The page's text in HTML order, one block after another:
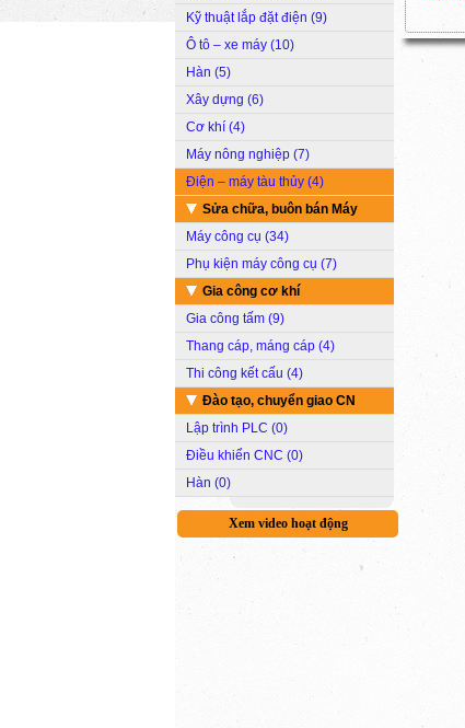
Kỹ thuật lắp đặt điện (9)
Ô tô – xe máy (10)
Hàn (5)
Xây dựng (6)
Cơ khí (4)
Máy nông nghiệp (7)
Điện – máy tàu thủy (4)
Sửa chữa, buôn bán Máy
Máy công cụ (34)
Phụ kiện máy công cụ (7)
Gia công cơ khí
Gia công tấm (9)
Thang cáp, máng cáp (4)
Thi công kết cấu (4)
Đào tạo, chuyển giao CN
Lập trình PLC (0)
Điều khiển CNC (0)
Hàn (0)
Xem video hoạt động